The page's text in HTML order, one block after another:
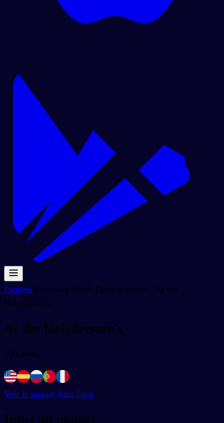
Paquets/Everyday life & Daily activities /At the
Hairdresser's
At the Hairdresser's
100 mots
Voir le paquet dans l'app
Infos du paquet